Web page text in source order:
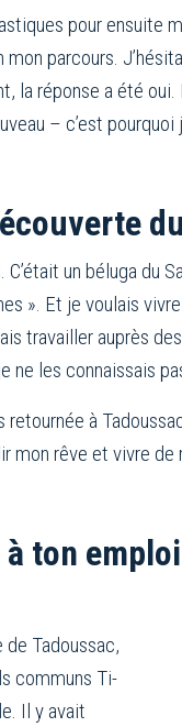
pour ensuite
parcours.
la réponse a été
– c’est
C’était un béluga
». Et je voulais
travailler auprès
ne les connaissais
à
mon rêve et vivre de
ton emploi
Tadoussac,
communs Ti-
Il y avait